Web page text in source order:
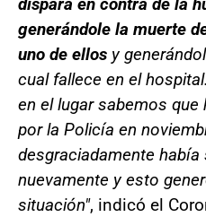
dispara en contra de la
generándole la muerte
uno de ellos y
cual fallece en el
en el lugar sabemos
por la Policía en
desgraciadamente
nuevamente y esto
situación", indicó el